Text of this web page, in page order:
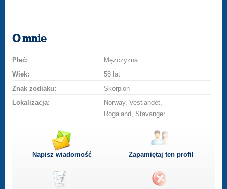
O mnie
Płeć:
Mężczyzna
Wiek:
58 lat
Znak zodiaku:
Skorpion
Lokalizacja:
Norway, Vestlandet,
Rogaland, Stavanger
Napisz wiadomość Zapamiętaj ten profil